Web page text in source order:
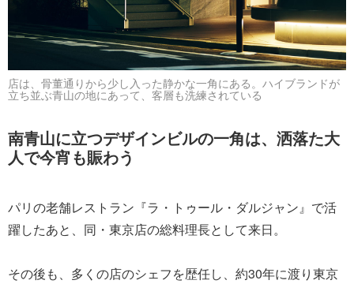
店は、骨董通りから少し入った静かな一角にある。ハイブランドが
立ち並ぶ青山の地にあって、客層も洗練されている
南青山に立つデザインビルの一角は、洒落た大
人で今宵も賑わう
パリの老舗レストラン『ラ・トゥール・ダルジャン』で活
躍したあと、同・東京店の総料理長として来日。
その後も、多くの店のシェフを歴任し、約30年に渡り東京